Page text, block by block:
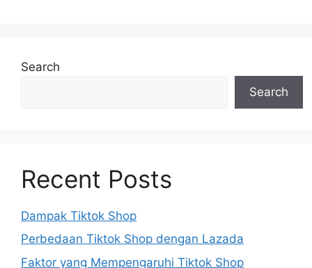
Search
Search
Recent Posts
Dampak Tiktok Shop
Perbedaan Tiktok Shop dengan Lazada
Faktor yang Mempengaruhi Tiktok Shop